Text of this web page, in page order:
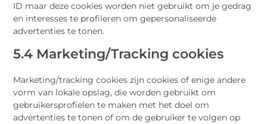
ID maar deze cookies worden niet gebruikt om je gedrag
en interesses te profileren om gepersonaliseerde
advertenties te tonen.
5.4 Marketing/Tracking cookies
Marketing/tracking cookies zijn cookies of enige andere
vorm van lokale opslag, die worden gebruikt om
gebruikersprofielen te maken met het doel om
advertenties te tonen of om de gebruiker te volgen op